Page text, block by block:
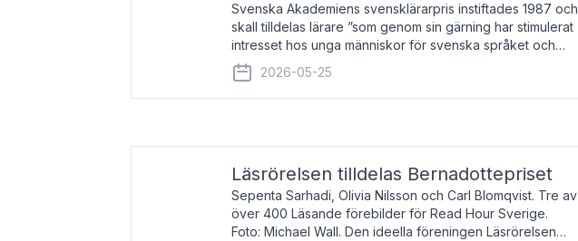
Svenska Akademiens svensklärarpris instiftades 1987 och
skall tilldelas lärare ”som genom sin gärning har stimulerat
intresset hos unga människor för svenska språket och
litteraturen”. Prisutdelning och samtal med pristagarna
äger rum under
2026-05-25
Läsrörelsen tilldelas Bernadottepriset
Sepenta Sarhadi, Olivia Nilsson och Carl Blomqvist. Tre av
över 400 Läsande förebilder för Read Hour Sverige.
Foto: Michael Wall. Den ideella föreningen Läsrörelsen